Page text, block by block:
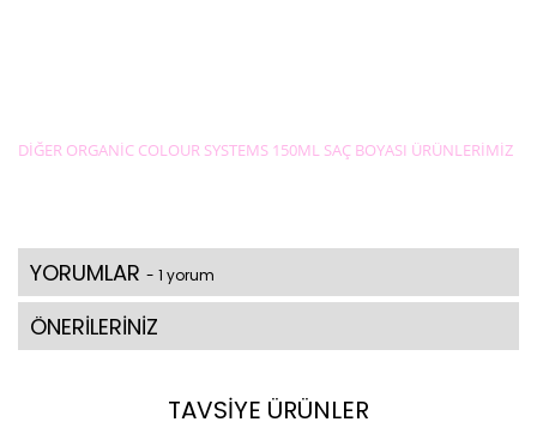
DİĞER ORGANİC COLOUR SYSTEMS 150ML SAÇ BOYASI ÜRÜNLERİMİZ
YORUMLAR - 1 yorum
ÖNERİLERİNİZ
TAVSİYE ÜRÜNLER